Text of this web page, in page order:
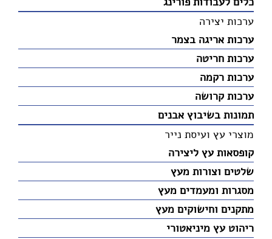
ערכות יצירה
ערכות אריגה בצמר
ערכות חריטה
ערכות רקמה
ערכות קרושה
תמונות בשיבוץ אבנים
מוצרי עץ ועיסת נייר
קופסאות עץ ליצירה
שלטים וצורות מעץ
מסגרות ומעמדים מעץ
מתקנים וחישוקים מעץ
ריהוט עץ מיניאטורי